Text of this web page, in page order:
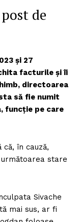
de
și 27
facturile și îi
directoarea
să fie numit
funcție pe care
în cauză,
stare
Sivache
mai sus, ar fi